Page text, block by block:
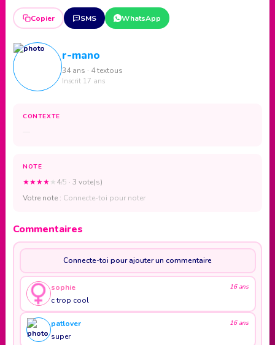
Copier SMS WhatsApp
r-mano
34 ans · 4 textous
Inscrit 17 ans
CONTEXTE
—
NOTE
★★★★★4/5 · 3 vote(s)
Votre note : Connecte-toi pour noter
Commentaires
Connecte-toi pour ajouter un commentaire
sophie 16 ans
c trop cool
patlover 16 ans
super